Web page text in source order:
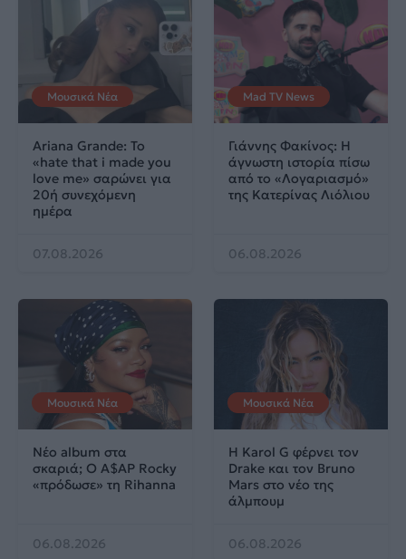
Μουσικά Νέα
Ariana Grande: Το
«hate that i made you
love me» σαρώνει για
20ή συνεχόμενη
ημέρα
07.08.2026
Mad TV News
Γιάννης Φακίνος: Η
άγνωστη ιστορία πίσω
από το «Λογαριασμό»
της Κατερίνας Λιόλιου
06.08.2026
Μουσικά Νέα
Νέο album στα
σκαριά; Ο A$AP Rocky
«πρόδωσε» τη Rihanna
06.08.2026
Μουσικά Νέα
Η Karol G φέρνει τον
Drake και τον Bruno
Mars στο νέο της
άλμπουμ
06.08.2026